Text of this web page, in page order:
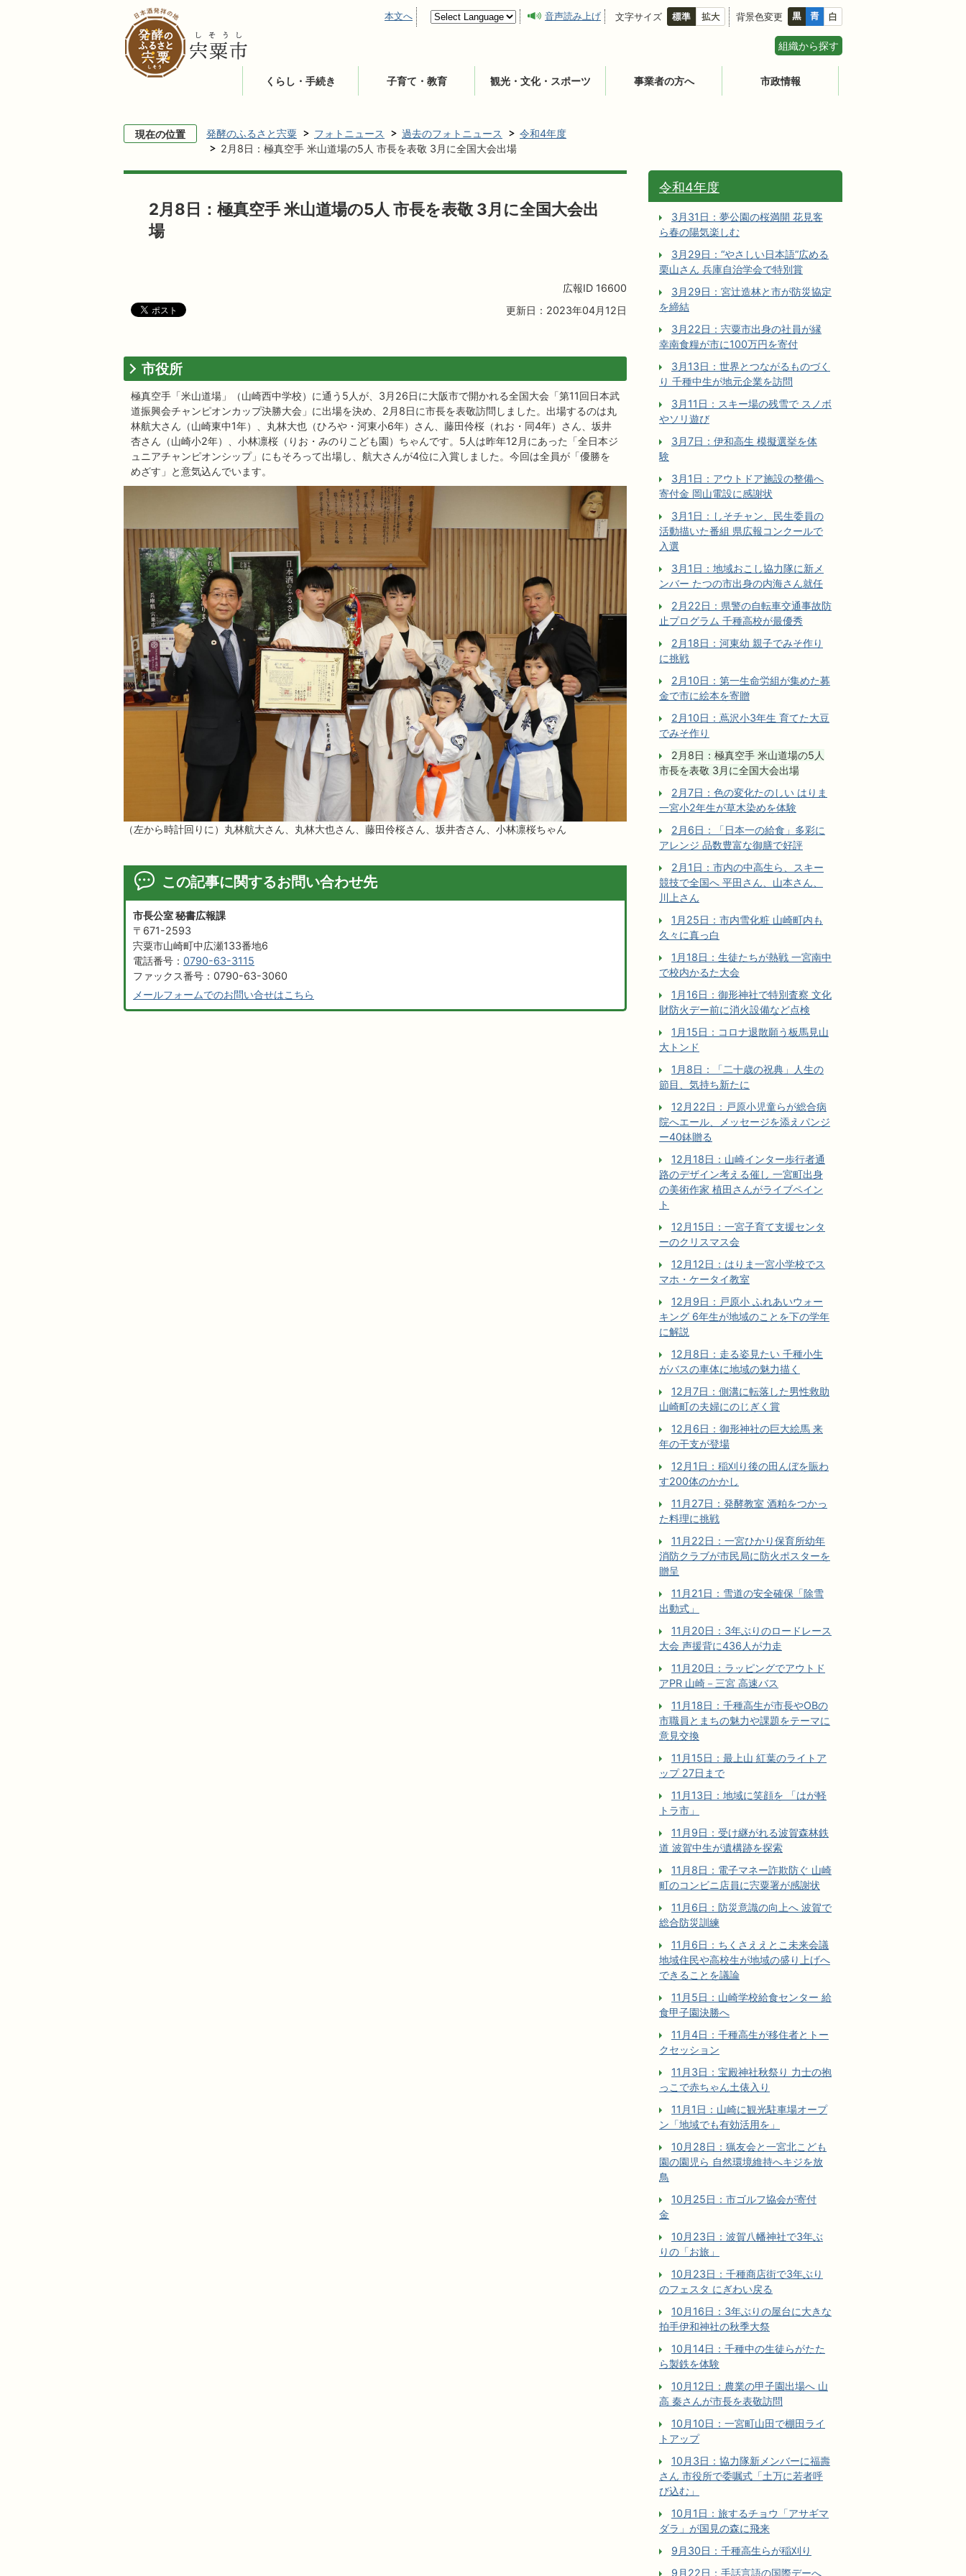
本文へ 音声読み上げ 文字サイズ 背景色変更
組織から探す
くらし・手続き 子育て・教育 観光・文化・スポーツ 事業者の方へ 市政情報
現在の位置 発酵のふるさと宍粟 フォトニュース 過去のフォトニュース
令和4年度
2月8日：極真空手 米山道場の5人 市長を表敬 3月に全国大会出場
2月8日：極真空手 米山道場の5人 市長を表敬 3月に全国大会出
場
広報ID 16600
更新日：2023年04月12日
市役所
極真空手「米山道場」（山崎西中学校）に通う5人が、3月26日に大阪市で開かれる全国大会「第11回日本武
道振興会チャンピオンカップ決勝大会」に出場を決め、2月8日に市長を表敬訪問しました。出場するのは丸
林航大さん（山崎東中1年）、丸林大也（ひろや・河東小6年）さん、藤田伶桜（れお・同4年）さん、坂井
杏さん（山崎小2年）、小林凛桜（りお・みのりこども園）ちゃんです。5人は昨年12月にあった「全日本ジ
ュニアチャンピオンシップ」にもそろって出場し、航大さんが4位に入賞しました。今回は全員が「優勝を
めざす」と意気込んでいます。
（左から時計回りに）丸林航大さん、丸林大也さん、藤田伶桜さん、坂井杏さん、小林凛桜ちゃん
この記事に関するお問い合わせ先
市長公室 秘書広報課
〒671-2593
宍粟市山崎町中広瀬133番地6
電話番号： 0790-63-3115
ファックス番号：0790-63-3060
メールフォームでのお問い合せはこちら
令和4年度
3月31日：夢公園の桜満開 花見客
ら春の陽気楽しむ
3月29日：“やさしい日本語”広める
栗山さん 兵庫自治学会で特別賞
3月29日：宮辻󠄀造林と市が防災協定
を締結
3月22日：宍粟市出身の社員が縁
幸南食糧が市に100万円を寄付
3月13日：世界とつながるものづく
り 千種中生が地元企業を訪問
3月11日：スキー場の残雪で スノボ
やソリ遊び
3月7日：伊和高生 模擬選挙を体
験
3月1日：アウトドア施設の整備へ
寄付金 岡山電設に感謝状
3月1日：しそチャン、民生委員の
活動描いた番組 県広報コンクールで
入選
3月1日：地域おこし協力隊に新メ
ンバー たつの市出身の内海さん就任
2月22日：県警の自転車交通事故防
止プログラム 千種高校が最優秀
2月18日：河東幼 親子でみそ作り
に挑戦
2月10日：第一生命労組が集めた募
金で市に絵本を寄贈
2月10日：蔦沢小3年生 育てた大豆
でみそ作り
2月8日：極真空手 米山道場の5人
市長を表敬 3月に全国大会出場
2月7日：色の変化たのしい はりま
一宮小2年生が草木染めを体験
2月6日：「日本一の給食」多彩に
アレンジ 品数豊富な御膳で好評
2月1日：市内の中高生ら、スキー
競技で全国へ 平田さん、山本さん、
川上さん
1月25日：市内雪化粧 山崎町内も
久々に真っ白
1月18日：生徒たちが熱戦 一宮南中
で校内かるた大会
1月16日：御形神社で特別査察 文化
財防火デー前に消火設備など点検
1月15日：コロナ退散願う板馬見山
大トンド
1月8日：「二十歳の祝典」人生の
節目、気持ち新たに
12月22日：戸原小児童らが総合病
院へエール、メッセージを添えパンジ
ー40鉢贈る
12月18日：山崎インター歩行者通
路のデザイン考える催し 一宮町出身
の美術作家 植田さんがライブペイン
ト
12月15日：一宮子育て支援センタ
ーのクリスマス会
12月12日：はりま一宮小学校でス
マホ・ケータイ教室
12月9日：戸原小 ふれあいウォー
キング 6年生が地域のことを下の学年
に解説
12月8日：走る姿見たい 千種小生
がバスの車体に地域の魅力描く
12月7日：側溝に転落した男性救助
山崎町の夫婦にのじぎく賞
12月6日：御形神社の巨大絵馬 来
年の干支が登場
12月1日：稲刈り後の田んぼを賑わ
す200体のかかし
11月27日：発酵教室 酒粕をつかっ
た料理に挑戦
11月22日：一宮ひかり保育所幼年
消防クラブが市民局に防火ポスターを
贈呈
11月21日：雪道の安全確保「除雪
出動式」
11月20日：3年ぶりのロードレース
大会 声援背に436人が力走
11月20日：ラッピングでアウトド
アPR 山崎－三宮 高速バス
11月18日：千種高生が市長やOBの
市職員とまちの魅力や課題をテーマに
意見交換
11月15日：最上山 紅葉のライトア
ップ 27日まで
11月13日：地域に笑顔を 「はが軽
トラ市」
11月9日：受け継がれる波賀森林鉄
道 波賀中生が遺構跡を探索
11月8日：電子マネー詐欺防ぐ 山崎
町のコンビニ店員に宍粟署が感謝状
11月6日：防災意識の向上へ 波賀で
総合防災訓練
11月6日：ちくさええとこ未来会議
地域住民や高校生が地域の盛り上げへ
できることを議論
11月5日：山崎学校給食センター 給
食甲子園決勝へ
11月4日：千種高生が移住者とトー
クセッション
11月3日：宝殿神社秋祭り 力士の抱
っこで赤ちゃん土俵入り
11月1日：山崎に観光駐車場オープ
ン「地域でも有効活用を」
10月28日：猟友会と一宮北こども
園の園児ら 自然環境維持へキジを放
鳥
10月25日：市ゴルフ協会が寄付
金
10月23日：波賀八幡神社で3年ぶ
りの「お旅」
10月23日：千種商店街で3年ぶり
のフェスタ にぎわい戻る
10月16日：3年ぶりの屋台に大きな
拍手伊和神社の秋季大祭
10月14日：千種中の生徒らがたた
ら製鉄を体験
10月12日：農業の甲子園出場へ 山
高 秦さんが市長を表敬訪問
10月10日：一宮町山田で棚田ライ
トアップ
10月3日：協力隊新メンバーに福壽
さん 市役所で委嘱式「土万に若者呼
び込む」
10月1日：旅するチョウ「アサギマ
ダラ」が国見の森に飛来
9月30日：千種高生らが稲刈り
9月22日：手話言語の国際デーへ